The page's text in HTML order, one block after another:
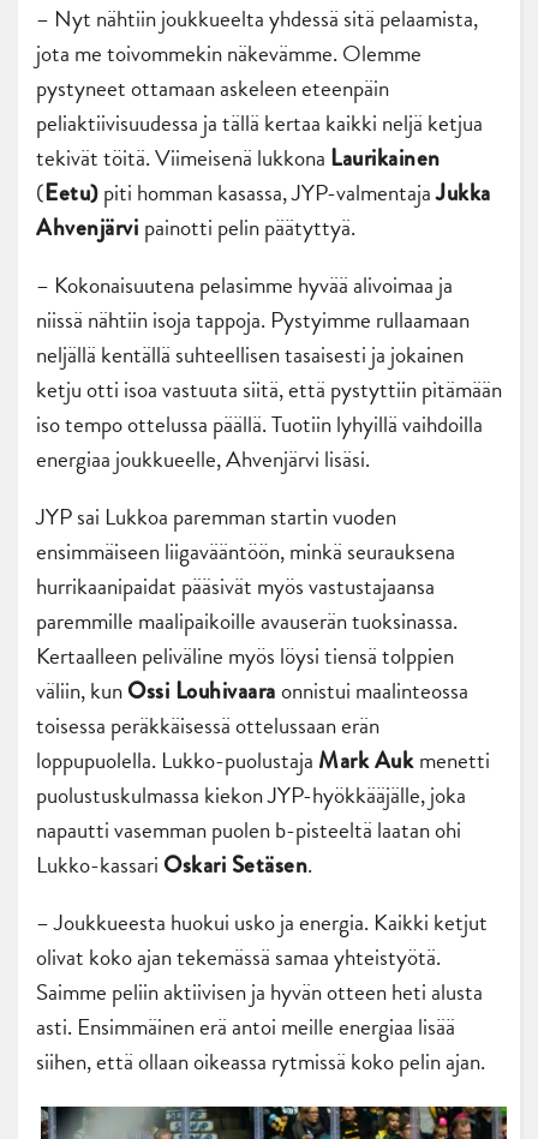
– Nyt nähtiin joukkueelta yhdessä sitä pelaamista,
jota me toivommekin näkevämme. Olemme
pystyneet ottamaan askeleen eteenpäin
peliaktiivisuudessa ja tällä kertaa kaikki neljä ketjua
tekivät töitä. Viimeisenä lukkona Laurikainen
(Eetu)piti homman kasassa, JYP-valmentajaJukka
Ahvenjärvi painotti pelin päätyttyä.
– Kokonaisuutena pelasimme hyvää alivoimaa ja
niissä nähtiin isoja tappoja. Pystyimme rullaamaan
neljällä kentällä suhteellisen tasaisesti ja jokainen
ketju otti isoa vastuuta siitä, että pystyttiin pitämään
iso tempo ottelussa päällä. Tuotiin lyhyillä vaihdoilla
energiaa joukkueelle, Ahvenjärvi lisäsi.
JYP sai Lukkoa paremman startin vuoden
ensimmäiseen liigavääntöön, minkä seurauksena
hurrikaanipaidat pääsivät myös vastustajaansa
paremmille maalipaikoille avauserän tuoksinassa.
Kertaalleen peliväline myös löysi tiensä tolppien
väliin, kunOssi Louhivaaraonnistui maalinteossa
toisessa peräkkäisessä ottelussaan erän
loppupuolella. Lukko-puolustaja Mark Aukmenetti
puolustuskulmassa kiekon JYP-hyökkääjälle, joka
napautti vasemman puolen b-pisteeltä laatan ohi
Lukko-kassariOskari Setäsen.
– Joukkueesta huokui usko ja energia. Kaikki ketjut
olivat koko ajan tekemässä samaa yhteistyötä.
Saimme peliin aktiivisen ja hyvän otteen heti alusta
asti. Ensimmäinen erä antoi meille energiaa lisää
siihen, että ollaan oikeassa rytmissä koko pelin ajan.